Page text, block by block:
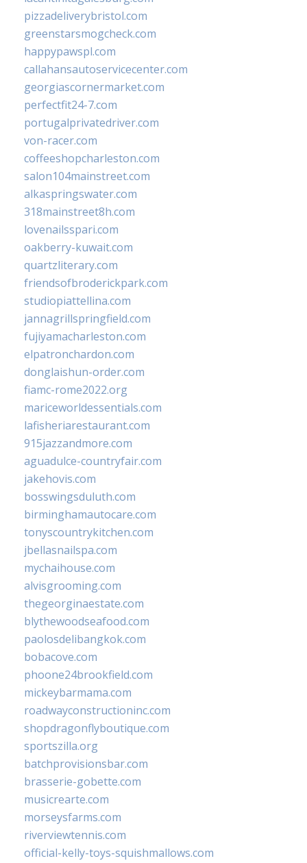
pizzadeliverybristol.com
greenstarsmogcheck.com
happypawspl.com
callahansautoservicecenter.com
georgiascornermarket.com
perfectfit24-7.com
portugalprivatedriver.com
von-racer.com
coffeeshopcharleston.com
salon104mainstreet.com
alkaspringswater.com
318mainstreet8h.com
lovenailsspari.com
oakberry-kuwait.com
quartzliterary.com
friendsofbroderickpark.com
studiopiattellina.com
jannagrillspringfield.com
fujiyamacharleston.com
elpatronchardon.com
donglaishun-order.com
fiamc-rome2022.org
mariceworldessentials.com
lafisheriarestaurant.com
915jazzandmore.com
aguadulce-countryfair.com
jakehovis.com
bosswingsduluth.com
birminghamautocare.com
tonyscountrykitchen.com
jbellasnailspa.com
mychaihouse.com
alvisgrooming.com
thegeorginaestate.com
blythewoodseafood.com
paolosdelibangkok.com
bobacove.com
phoone24brookfield.com
mickeybarmama.com
roadwayconstructioninc.com
shopdragonflyboutique.com
sportszilla.org
batchprovisionsbar.com
brasserie-gobette.com
musicrearte.com
morseysfarms.com
riverviewtennis.com
official-kelly-toys-squishmallows.com